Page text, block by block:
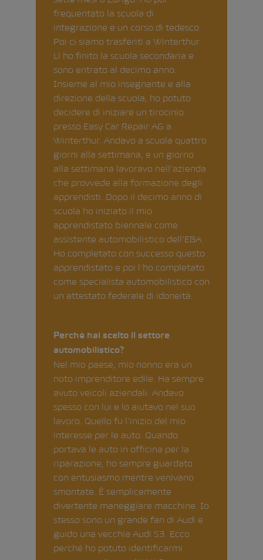
frequentato la scuola di
integrazione e un corso di tedesco.
Poi ci siamo trasferiti a Winterthur.
Lì ho finito la scuola secondaria e
sono entrato al decimo anno.
Insieme al mio insegnante e alla
direzione della scuola, ho potuto
decidere di iniziare un tirocinio
presso Easy Car Repair AG a
Winterthur. Andavo a scuola quattro
giorni alla settimana, e un giorno
alla settimana lavoravo nell’azienda
che provvede alla formazione degli
apprendisti. Dopo il decimo anno di
scuola ho iniziato il mio
apprendistato biennale come
assistente automobilistico dell’EBA.
Ho completato con successo questo
apprendistato e poi l’ho completato
come specialista automobilistico con
un attestato federale di idoneità.
Perché hai scelto il settore
automobilistico?
Nel mio paese, mio nonno era un
noto imprenditore edile. Ha sempre
avuto veicoli aziendali. Andavo
spesso con lui e lo aiutavo nel suo
lavoro. Quello fu l’inizio del mio
interesse per le auto. Quando
portava le auto in officina per la
riparazione, ho sempre guardato
con entusiasmo mentre venivano
smontate. È semplicemente
divertente maneggiare macchine. Io
stesso sono un grande fan di Audi e
guido una vecchia Audi S3. Ecco
perché ho potuto identificarmi